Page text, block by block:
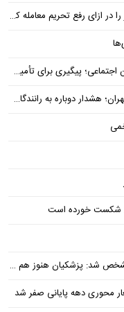
ازای رفع تحریم معامله کنیم
برای تأمین منابع ادامه دارد
شکست خورده است
متوجه نشده است چرا همتی استیضاح شد!
محوری دهه پایانی صفر شد